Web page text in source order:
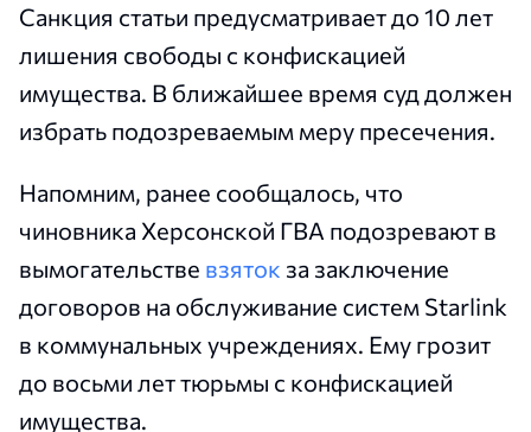
Санкция статьи предусматривает до 10 лет
лишения свободы с конфискацией
имущества. В ближайшее время суд должен
избрать подозреваемым меру пресечения.
Напомним, ранее сообщалось, что
чиновника Херсонской ГВА подозревают в
вымогательстве взяток за заключение
договоров на обслуживание систем Starlink
в коммунальных учреждениях. Ему грозит
до восьми лет тюрьмы с конфискацией
имущества.